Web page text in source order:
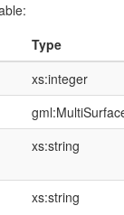
Type
xs:integer
xs:string
xs:string